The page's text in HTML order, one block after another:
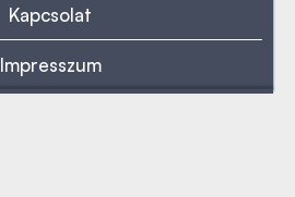
Kapcsolat
Impresszum